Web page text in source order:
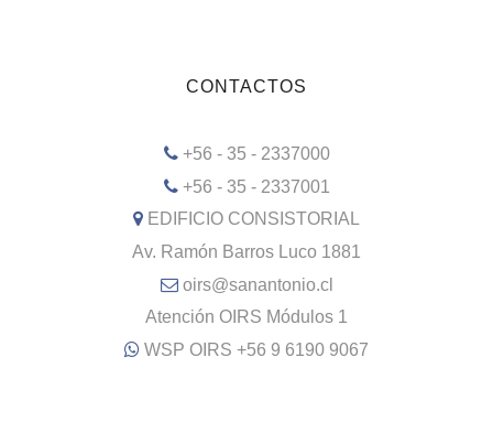
CONTACTOS
+56 - 35 - 2337000
+56 - 35 - 2337001
EDIFICIO CONSISTORIAL
Av. Ramón Barros Luco 1881
oirs@sanantonio.cl
Atención OIRS Módulos 1
WSP OIRS +56 9 6190 9067